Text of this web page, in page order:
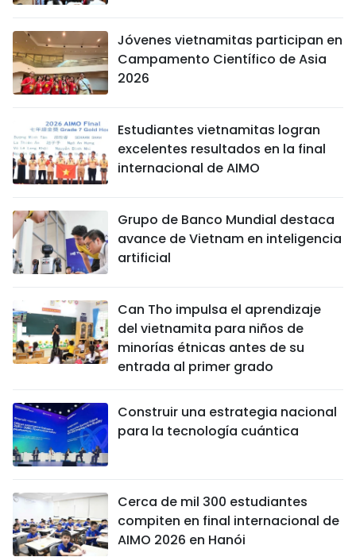
Jóvenes vietnamitas participan en
Campamento Científico de Asia
2026
Estudiantes vietnamitas logran
excelentes resultados en la final
internacional de AIMO
Grupo de Banco Mundial destaca
avance de Vietnam en inteligencia
artificial
Can Tho impulsa el aprendizaje
del vietnamita para niños de
minorías étnicas antes de su
entrada al primer grado
Construir una estrategia nacional
para la tecnología cuántica
Cerca de mil 300 estudiantes
compiten en final internacional de
AIMO 2026 en Hanói